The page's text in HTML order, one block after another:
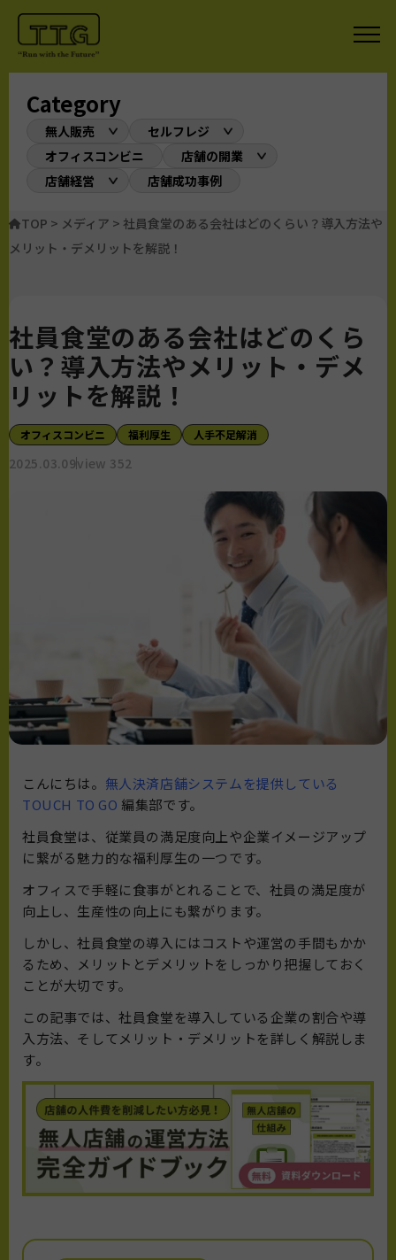
Category
無人販売
セルフレジ
オフィスコンビニ
店舗の開業
店舗経営
店舗成功事例
TOP > メディア > 社員食堂のある会社はどのくらい？導入方法や
メリット・デメリットを解説！
社員食堂のある会社はどのくら
い？導入方法やメリット・デメ
リットを解説！
オフィスコンビニ 福利厚生 人手不足解消
2025.03.09view 352
こんにちは。 無人決済店舗システムを提供している
TOUCH TO GO 編集部です。
社員食堂は、従業員の満足度向上や企業イメージアップ
に繋がる魅力的な福利厚生の一つです。
オフィスで手軽に食事がとれることで、社員の満足度が
向上し、生産性の向上にも繋がります。
しかし、社員食堂の導入にはコストや運営の手間もかか
るため、メリットとデメリットをしっかり把握しておく
ことが大切です。
この記事では、社員食堂を導入している企業の割合や導
入方法、そしてメリット・デメリットを詳しく解説しま
す。